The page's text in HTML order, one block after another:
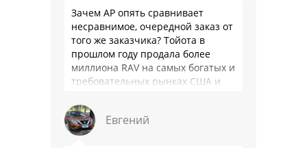
Зачем АР опять сравнивает
несравнимое, очередной заказ от
того же заказчика? Тойота в
прошлом году продала более
миллиона RAV на самых богатых и
требовательных рынках США и
подтвердив статус …
Евгений